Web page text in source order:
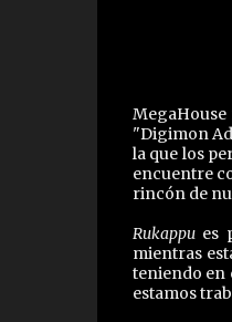
"Digimon
la que los
encuentre
rincón de
Rukappues
mientras
teniendo en
estamos